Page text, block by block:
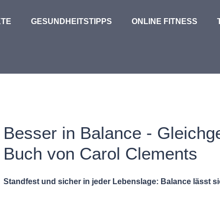
GESUNDHEITSTIPPS ONLINE FITNESS
Besser in Balance -
Buch von Carol Clements
Standfest und sicher in jeder Lebenslage: Balance lässt